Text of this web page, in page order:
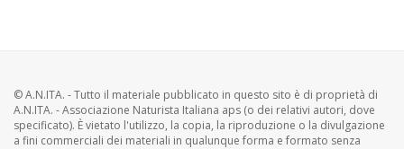
© A.N.ITA. - Tutto il materiale pubblicato in questo sito è di proprietà di
A.N.ITA. - Associazione Naturista Italiana aps (o dei relativi autori, dove
specificato). È vietato l'utilizzo, la copia, la riproduzione o la divulgazione
a fini commerciali dei materiali in qualunque forma e formato senza